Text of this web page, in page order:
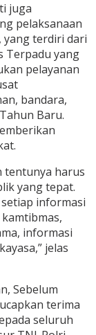
juga
pelaksanaan
yang terdiri dari
Terpadu yang
pelayanan
bandara,
Baru.
tentunya harus
yang tepat.
informasi
informasi
jelas
Sebelum
terima
seluruh